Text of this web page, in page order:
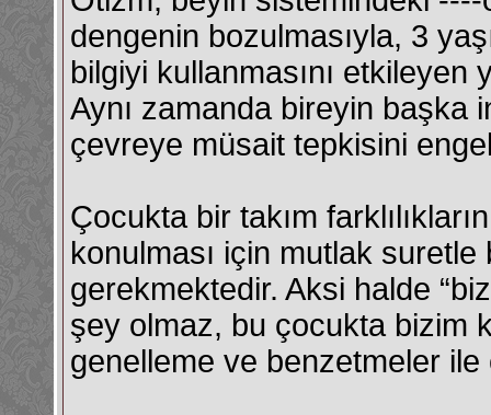
dengenin bozulmasıyla, 3
bilgiyi kullanmasını
Aynı zamanda bireyin başka
çevreye müsait tepkisini
Çocukta bir takım
konulması için mutlak
gerekmektedir. Aksi halde
şey olmaz, bu çocukta bizim
genelleme ve benzetmeler ile